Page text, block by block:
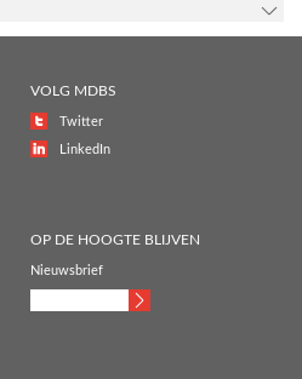
VOLG MDBS
Twitter
LinkedIn
OP DE HOOGTE BLIJVEN
Nieuwsbrief